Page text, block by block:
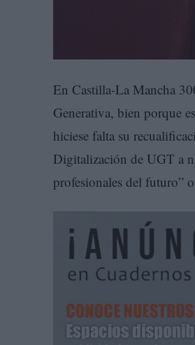
En Castilla-La Mancha
Generativa, bien porque
hiciese falta su
Digitalización de UGT a
profesionales del futuro”